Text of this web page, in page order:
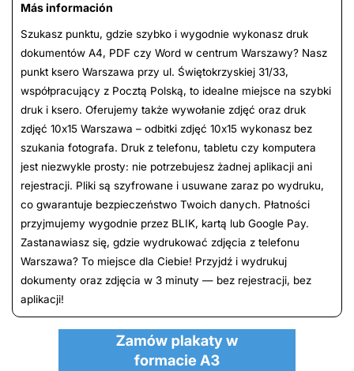
Más información
Szukasz punktu, gdzie szybko i wygodnie wykonasz druk
dokumentów A4, PDF czy Word w centrum Warszawy? Nasz
punkt ksero Warszawa przy ul. Świętokrzyskiej 31/33,
współpracujący z Pocztą Polską, to idealne miejsce na szybki
druk i ksero. Oferujemy także wywołanie zdjęć oraz druk
zdjęć 10x15 Warszawa – odbitki zdjęć 10x15 wykonasz bez
szukania fotografa. Druk z telefonu, tabletu czy komputera
jest niezwykle prosty: nie potrzebujesz żadnej aplikacji ani
rejestracji. Pliki są szyfrowane i usuwane zaraz po wydruku,
co gwarantuje bezpieczeństwo Twoich danych. Płatności
przyjmujemy wygodnie przez BLIK, kartą lub Google Pay.
Zastanawiasz się, gdzie wydrukować zdjęcia z telefonu
Warszawa? To miejsce dla Ciebie! Przyjdź i wydrukuj
dokumenty oraz zdjęcia w 3 minuty — bez rejestracji, bez
aplikacji!